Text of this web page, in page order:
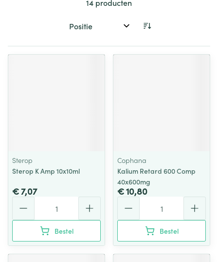
14 producten
Sorteer op:
Sterop
Sterop K Amp 10x10ml
€ 7,07
Bestel
Cophana
Kalium Retard 600 Comp
40x600mg
€ 10,80
Bestel